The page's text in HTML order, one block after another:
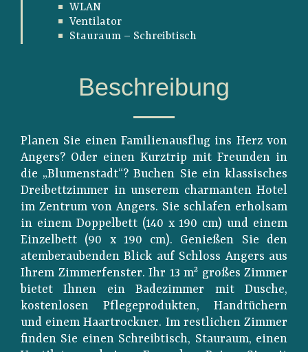
WLAN
Ventilator
Stauraum – Schreibtisch
Beschreibung
Planen Sie einen Familienausflug ins Herz von
Angers? Oder einen Kurztrip mit Freunden in
die „Blumenstadt“? Buchen Sie ein klassisches
Dreibettzimmer in unserem charmanten Hotel
im Zentrum von Angers. Sie schlafen erholsam
in einem Doppelbett (140 x 190 cm) und einem
Einzelbett (90 x 190 cm). Genießen Sie den
atemberaubenden Blick auf Schloss Angers aus
Ihrem Zimmerfenster. Ihr 13 m² großes Zimmer
bietet Ihnen ein Badezimmer mit Dusche,
kostenlosen Pflegeprodukten, Handtüchern
und einem Haartrockner. Im restlichen Zimmer
finden Sie einen Schreibtisch, Stauraum, einen